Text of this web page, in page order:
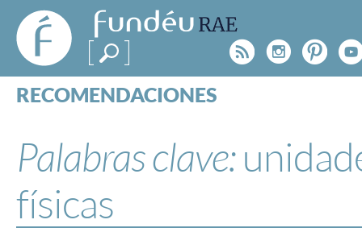
FundéuRAE
- Fundación
del Español
Urgente
Rss
RECOMENDACIONES
ESPECIALES
BLOG
NOTICIAS
Palabras clave:
físicas